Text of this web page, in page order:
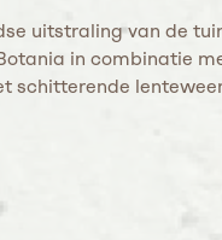
uitstraling van de
in combinatie
schitterende